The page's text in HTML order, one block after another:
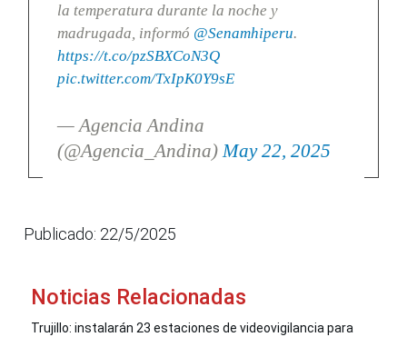
la temperatura durante la noche y
madrugada, informó @Senamhiperu.
https://t.co/pzSBXCoN3Q
pic.twitter.com/TxIpK0Y9sE
— Agencia Andina
(@Agencia_Andina)May 22, 2025
Publicado: 22/5/2025
Noticias Relacionadas
Trujillo: instalarán 23 estaciones de videovigilancia para